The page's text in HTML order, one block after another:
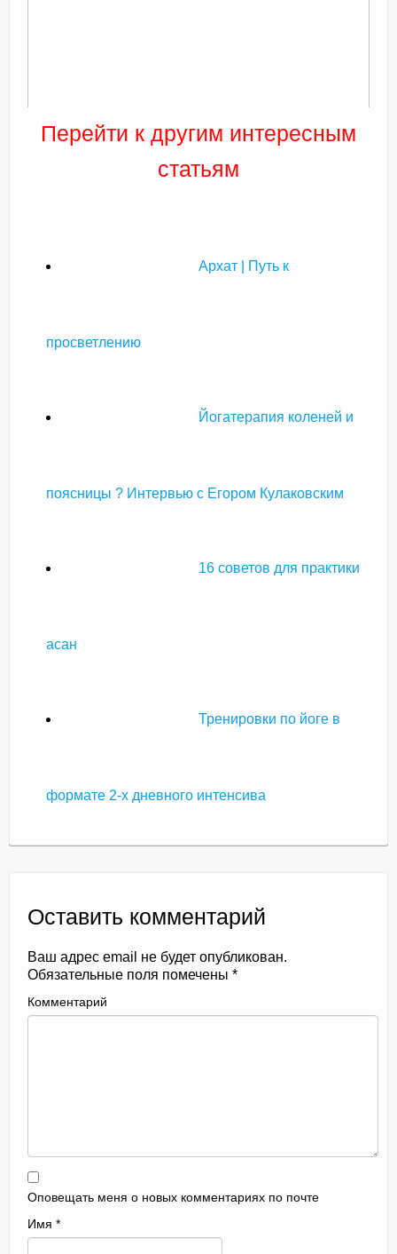
Перейти к другим интересным
статьям
Архат | Путь к
просветлению
Йогатерапия коленей и
поясницы ? Интервью с Егором Кулаковским
16 советов для практики
асан
Тренировки по йоге в
формате 2-х дневного интенсива
Оставить комментарий
Ваш адрес email не будет опубликован.
Обязательные поля помечены *
Комментарий
Оповещать меня о новых комментариях по почте
Имя *